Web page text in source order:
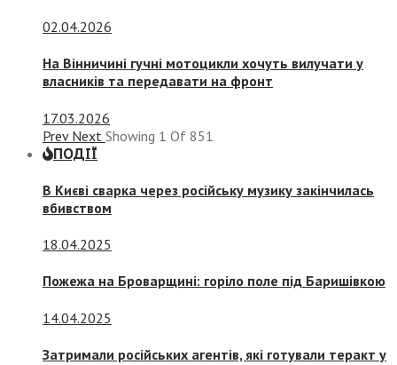
02.04.2026
На Вінничині гучні мотоцикли хочуть вилучати у
власників та передавати на фронт
17.03.2026
Prev Next Showing 1 Of 851
ПОДІЇ
В Києві сварка через російську музику закінчилась
вбивством
18.04.2025
Пожежа на Броварщині: горіло поле під Баришівкою
14.04.2025
Затримали російських агентів, які готували теракт у